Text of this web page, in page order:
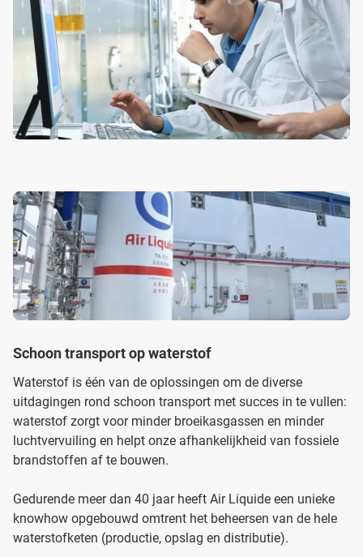
Schoon transport op waterstof
Waterstof is één van de oplossingen om de diverse
uitdagingen rond schoon transport met succes in te vullen:
waterstof zorgt voor minder broeikasgassen en minder
luchtvervuiling en helpt onze afhankelijkheid van fossiele
brandstoffen af te bouwen.
Gedurende meer dan 40 jaar heeft Air Liquide een unieke
knowhow opgebouwd omtrent het beheersen van de hele
waterstofketen (productie, opslag en distributie).